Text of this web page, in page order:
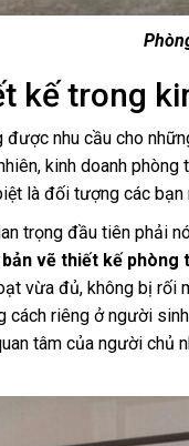
kế trong
nhu cầu cho
kinh doanh
là đối tượng các bạn
trọng đầu tiên phải
bản vẽ thiết kế phòng
vừa đủ, không bị
cách riêng ở người
tâm của người chủ